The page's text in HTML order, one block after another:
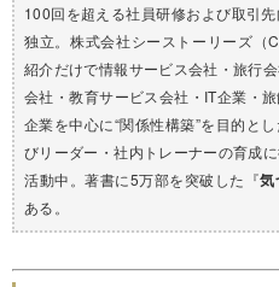
100回を超える社員研修および取引
独立。株式会社シーストーリーズ（
紹介だけで情報サービス会社・旅行
会社・教育サービス会社・IT企業・
企業を中心に“関係性構築”を目的と
びリーダー・社内トレーナーの育成
活動中。著書に5万部を突破した『気
ある。